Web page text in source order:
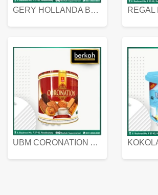
GERY HOLLANDA BUTTER COOKIES 450 GRAM
UBM CORONATION ASSORTED BISKUIT KALENG 450 GRAM